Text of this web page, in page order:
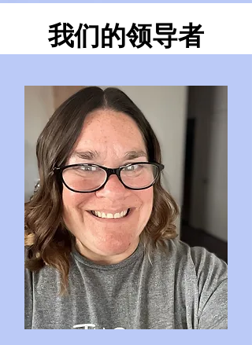
我们的领导者